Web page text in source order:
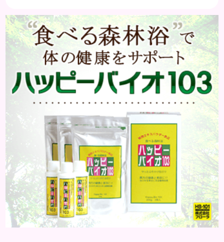
白髪やうねり、ごわつきが目立つ ●髪全体のボリュ
ームが少ない、膨らみすぎ ●乾燥やダメージがケア
できていない などがあげられます。 実は、これらの
よくある失敗の原因は、エイジング毛にあるかもし
れません。 エイジング毛とは、その名の通り、エイ
ジング（＝老...